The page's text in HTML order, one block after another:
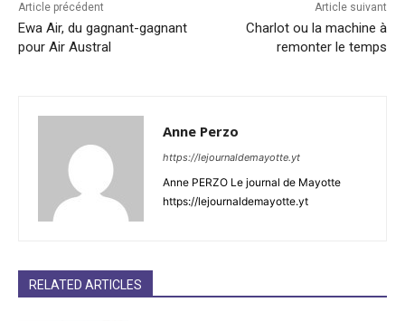
Article précédent
Ewa Air, du gagnant-gagnant
pour Air Austral
Article suivant
Charlot ou la machine à
remonter le temps
Anne Perzo
https://lejournaldemayotte.yt
Anne PERZO Le journal de Mayotte
https://lejournaldemayotte.yt
RELATED ARTICLES